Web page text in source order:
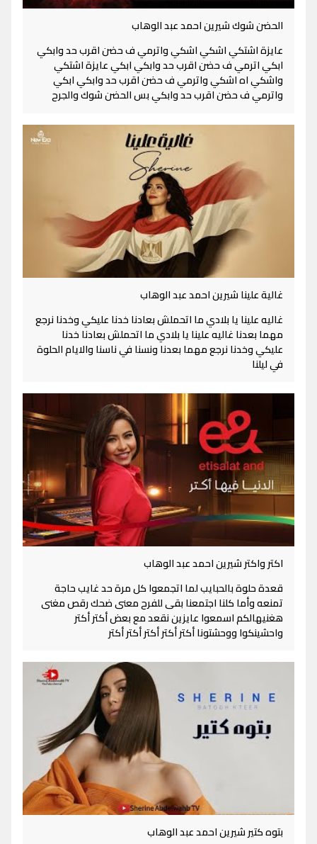
الحضن شوك شيرين احمد عبد الوهاب
عايزة اشتكي اشكي اشكي واترمي ف حضن اقرب حد وابكي
ابكي اترمي ف حضن اقرب حد وابكي ابكي عايزة اشتكي
واشكي اه اشكي واترمي ف حضن اقرب حد وابكي ابكي
واترمي ف حضن اقرب حد وابكي بس الحضن شوك والجرح
غالية علينا شيرين احمد عبد الوهاب
غاليه علينا يا بلادي ما اتحملش بعادنا خدنا عليكي وخدنا نرجع
مهما بعدنا غاليه علينا يا بلادي ما اتحملش بعادنا خدنا
عليكي وخدنا نرجع مهما بعدنا ونسنا في ناسنا والايام الحلوة
في ليلنا
اكتر واكتر شيرين احمد عبد الوهاب
قعدة حلوة بالحبايب لما اتجمعوا كل مرة حد غايب حاجة
تمنعه وأما كلنا اجتمعنا بقى للفرح معنى ضحك رقص مغنى
هغنيهالكم اسمعوا عايزين نقعد مع بعض أكتر أكتر
واحشينكوا ووحشتونا أكتر أكتر أكتر أكتر أكتر
بتوه كتير شيرين احمد عبد الوهاب